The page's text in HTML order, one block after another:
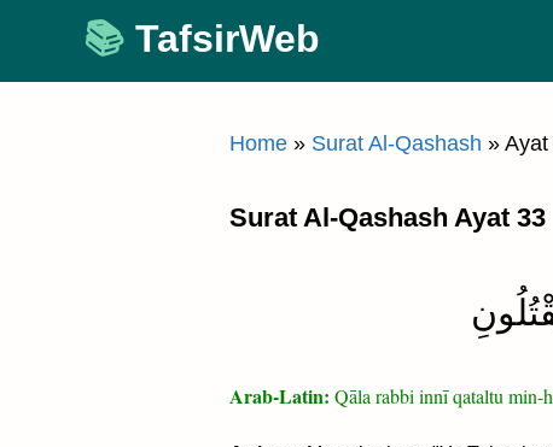
content
TafsirWeb
Home » Surat Al-Qashash » Ayat
Surat Al-Qashash Ayat 33
Arab-Latin: Qāla rabbi innī qataltu min-